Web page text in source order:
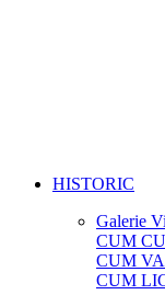
HISTORIC
Galerie
CUM
CUM
CUM